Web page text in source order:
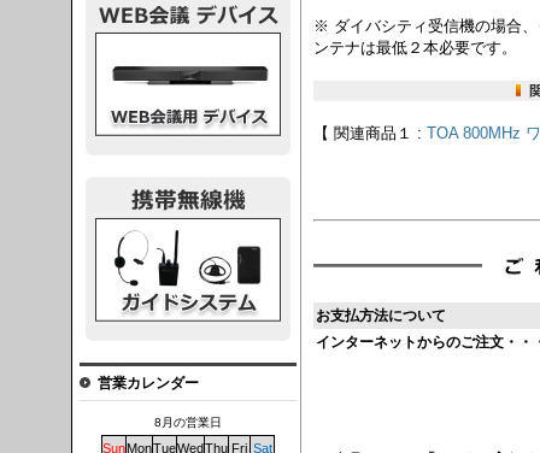
※ ダイバシティ受信機の場合
ンテナは最低２本必要です。
【 関連商品１ : TOA 800MHz
お支払方法について
インターネットからのご注文・・
営業カレンダー
8月の営業日
SunMonTueWedThu Fri Sat